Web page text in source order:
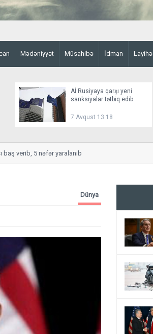
Mədəniyyət Müsahibə İdman Layihə
Aİ Rusiyaya qarşı yeni
sanksiyalar tətbiq edib
7 Avqust 13:18
verib, 5 nəfər yaralanıb
Dünya